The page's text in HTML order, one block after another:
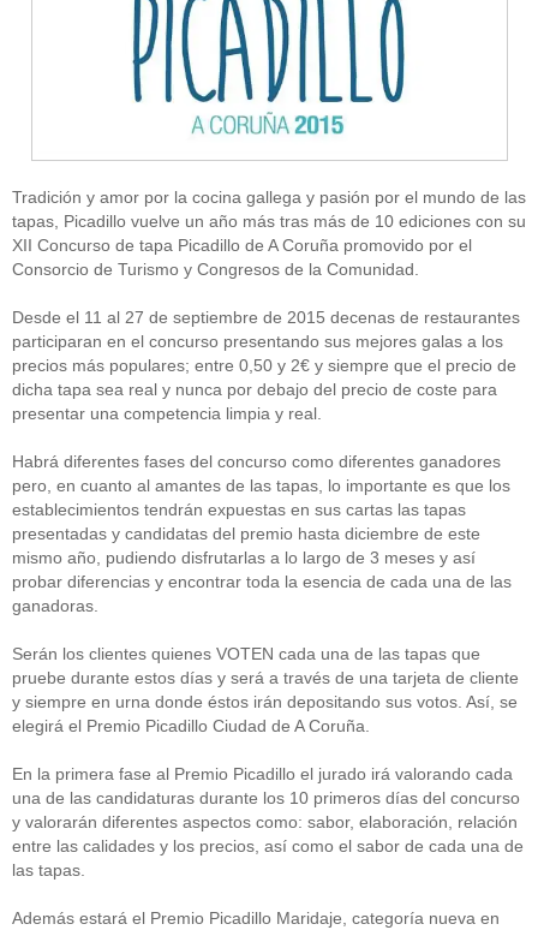
Tradición y amor por la cocina gallega y pasión por el mundo de las
tapas, Picadillo vuelve un año más tras más de 10 ediciones con su
XII Concurso de tapa Picadillo de A Coruña promovido por el
Consorcio de Turismo y Congresos de la Comunidad.
Desde el 11 al 27 de septiembre de 2015 decenas de restaurantes
participaran en el concurso presentando sus mejores galas a los
precios más populares; entre 0,50 y 2€ y siempre que el precio de
dicha tapa sea real y nunca por debajo del precio de coste para
presentar una competencia limpia y real.
Habrá diferentes fases del concurso como diferentes ganadores
pero, en cuanto al amantes de las tapas, lo importante es que los
establecimientos tendrán expuestas en sus cartas las tapas
presentadas y candidatas del premio hasta diciembre de este
mismo año, pudiendo disfrutarlas a lo largo de 3 meses y así
probar diferencias y encontrar toda la esencia de cada una de las
ganadoras.
Serán los clientes quienes VOTEN cada una de las tapas que
pruebe durante estos días y será a través de una tarjeta de cliente
y siempre en urna donde éstos irán depositando sus votos. Así, se
elegirá el Premio Picadillo Ciudad de A Coruña.
En la primera fase al Premio Picadillo el jurado irá valorando cada
una de las candidaturas durante los 10 primeros días del concurso
y valorarán diferentes aspectos como: sabor, elaboración, relación
entre las calidades y los precios, así como el sabor de cada una de
las tapas.
Además estará el Premio Picadillo Maridaje, categoría nueva en